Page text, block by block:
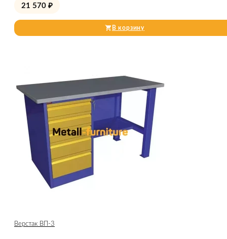
21 570 ₽
В корзину
Верстак ВП-3